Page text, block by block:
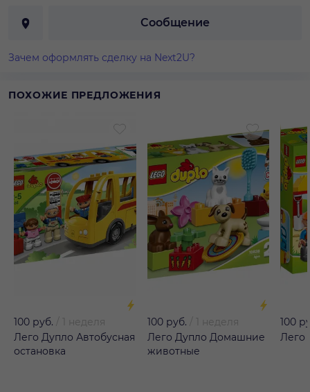
Сообщение
Зачем оформлять сделку на Next2U?
ПОХОЖИЕ ПРЕДЛОЖЕНИЯ
100 руб.
1 неделя
Лего Дупло Автобусная
остановка
100 руб.
1 неделя
Лего Дупло Домашние
животные
100
Лего